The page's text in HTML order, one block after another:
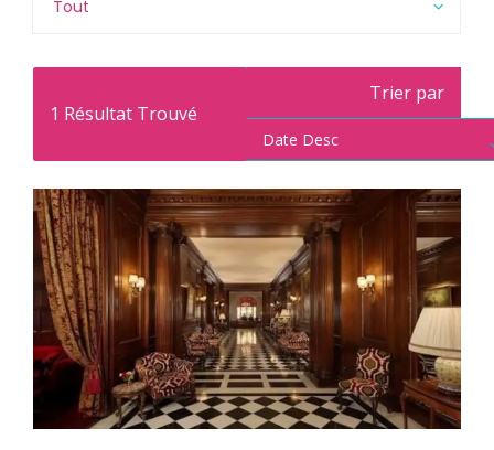
Tout
1 Résultat Trouvé
Trier par
Date Desc